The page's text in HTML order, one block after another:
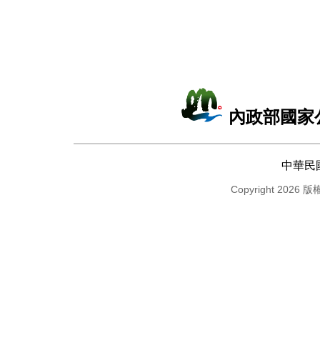
內政部國
中華民
Copyright 2026 版